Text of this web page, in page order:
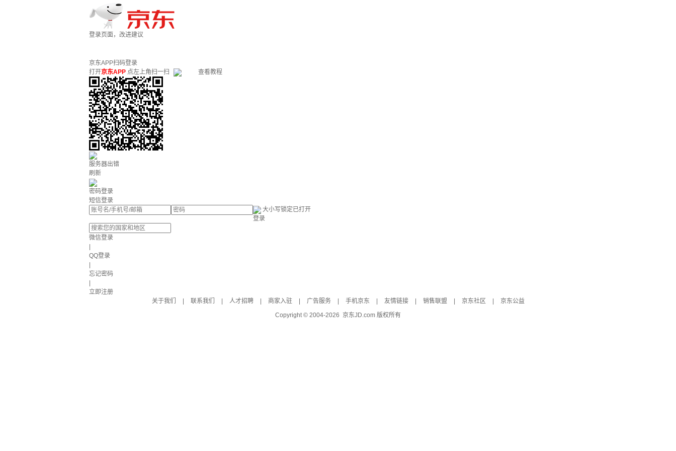
登录页面，改进建议
京东APP扫码登录
打开京东APP 点左上角扫一扫 查看教程
服务器出错
刷新
密码登录
短信登录
大小写锁定已打开
登录
微信登录
QQ登录
忘记密码
立即注册
关于我们
联系我们 人才招聘 商家入驻 广告服务 手机京东 友情链接 销售联盟 京东社区
京东公益
Copyright © 2004-2026 京东JD.com 版权所有